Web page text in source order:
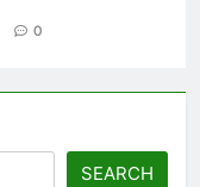
0
SEARCH